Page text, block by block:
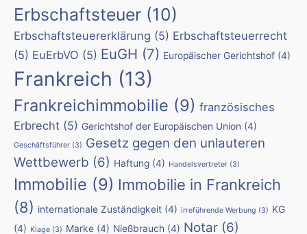
Erbschaftsteuer (10)
Erbschaftsteuererklärung (5) Erbschaftsteuerrecht
(5) EuErbVO (5) EuGH (7) Europäischer Gerichtshof (4)
Frankreich (13)
Frankreichimmobilie (9) französisches
Erbrecht (5) Gerichtshof der Europäischen Union (4)
Geschäftsführer (3) Gesetz gegen den unlauteren
Wettbewerb (6) Haftung (4) Handelsvertreter (3)
Immobilie (9) Immobilie in Frankreich
(8) internationale Zuständigkeit (4) irreführende Werbung (3) KG
(4) Klage (3) Marke (4) Nießbrauch (4) Notar (6)